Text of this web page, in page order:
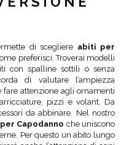
di scegliere abiti per
preferisci. Troverai modelli
con spalline sottili o senza
di valutare l’ampiezza
fare attenzione agli ornamenti
pizzi e volant. Da
da abbinare. Nel nostro
Capodanno che uniscono
Per questo un abito lungo